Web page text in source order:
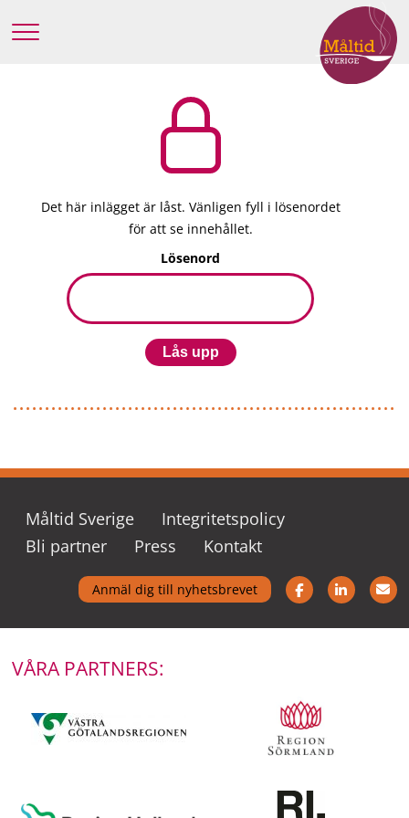
Det här inlägget är låst. Vänligen fyll i lösenordet
för att se innehållet.
Lösenord
Måltid Sverige
Integritetspolicy
Bli partner
Press Kontakt
Anmäl dig till nyhetsbrevet Följ oss på
Följ
VÅRA PARTNERS: